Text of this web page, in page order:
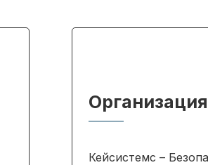
Кейсистемс –